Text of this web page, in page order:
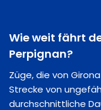
Wie weit fährt
Perpignan?
Züge, die von
Strecke von
durchschnittliche